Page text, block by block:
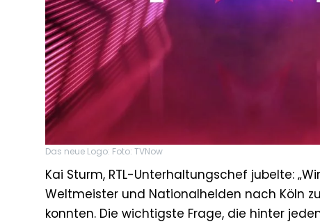
Das neue Logo: Foto: TVNow
Kai Sturm, RTL-Unterhaltungschef jubelte:
Weltmeister und Nationalhelden nach Köln
konnten. Die wichtigste Frage, die hinter